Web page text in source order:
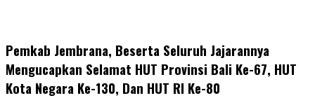
Pemkab Jembrana, Beserta Seluruh Jajarannya
Mengucapkan Selamat HUT Provinsi Bali Ke-67, HUT
Kota Negara Ke-130, Dan HUT RI Ke-80